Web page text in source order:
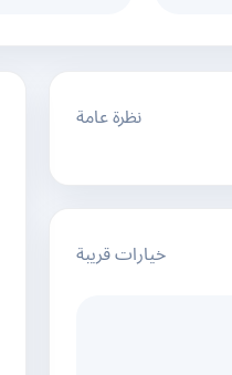
نظرة عامة
خيارات قريبة